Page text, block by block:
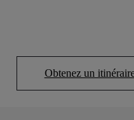
Obtenez un